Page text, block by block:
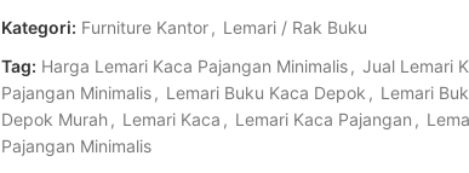
Kategori: Furniture Kantor, Lemari / Rak Buku
Tag: Harga Lemari Kaca Pajangan Minimalis, Jual Lemari
Pajangan Minimalis, Lemari Buku Kaca Depok , Lemari
Depok Murah, Lemari Kaca , Lemari Kaca Pajangan ,
Pajangan Minimalis